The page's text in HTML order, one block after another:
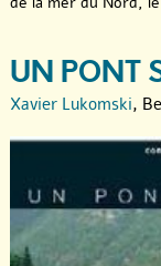
UN PONT
Xavier Lukomski,